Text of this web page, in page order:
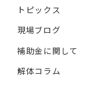
トピックス
現場ブログ
補助金に関して
解体コラム